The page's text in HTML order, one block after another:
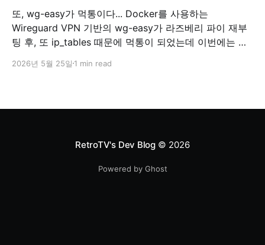
또, wg-easy가 먹통이다... Docker를 사용하는
Wireguard VPN 기반의 wg-easy가 라즈베리 파이 재부
팅 후, 또 ip_tables 때문에 먹통이 되었는데 이번에는 뭔
령어가 더 이상 작동하지 않기 시작한 것이다. 최신 리눅
2026년 5월 25일 1 min read
RetroTV's Dev Blog© 2026
Powered by Ghost